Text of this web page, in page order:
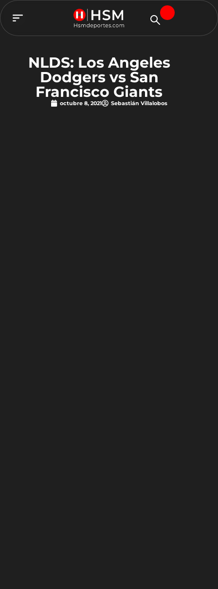
NLDS: Los Angeles
Dodgers vs San
Francisco Giants
octubre 8, 2021 Sebastián Villalobos